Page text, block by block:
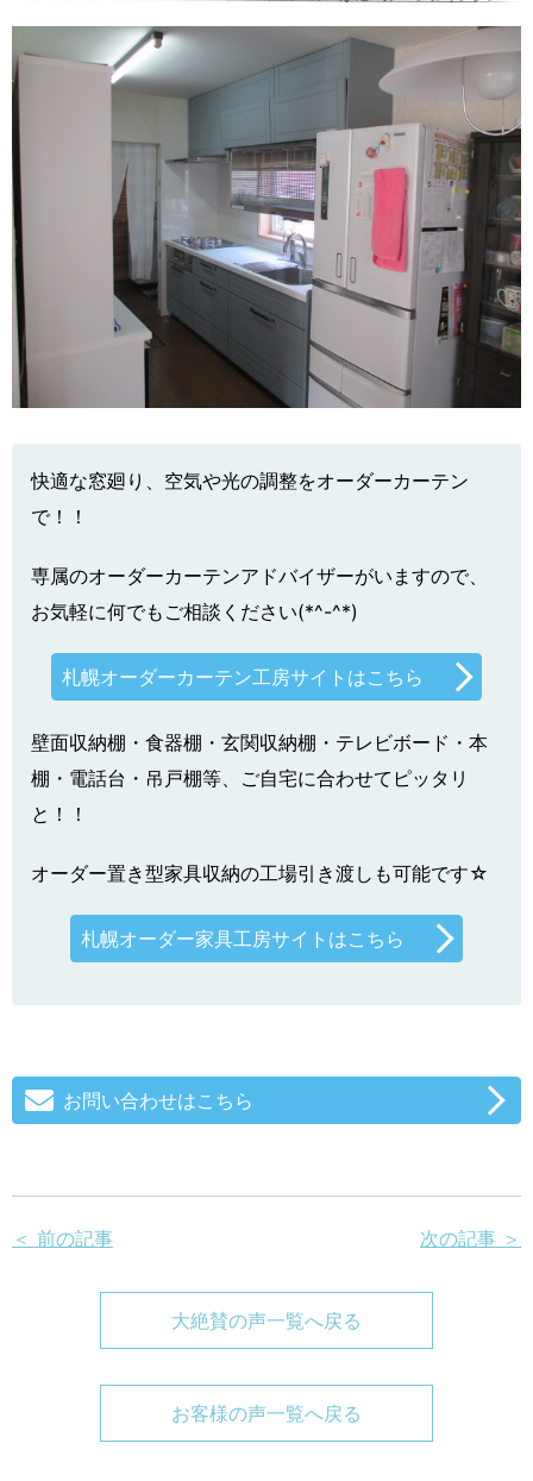
快適な窓廻り、空気や光の調整をオーダーカーテン
で！！
専属のオーダーカーテンアドバイザーがいますので、
お気軽に何でもご相談ください(*^-^*)
札幌オーダーカーテン工房サイトはこちら
壁面収納棚・食器棚・玄関収納棚・テレビボード・本
棚・電話台・吊戸棚等、ご自宅に合わせてピッタリ
と！！
オーダー置き型家具収納の工場引き渡しも可能です☆
札幌オーダー家具工房サイトはこちら
お問い合わせはこちら
＜ 前の記事 次の記事 ＞
大絶賛の声一覧へ戻る
お客様の声一覧へ戻る